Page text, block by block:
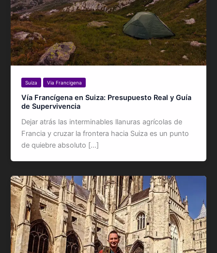
Suiza Via Francigena
Vía Francígena en Suiza: Presupuesto Real y Guía
de Supervivencia
Dejar atrás las interminables llanuras agrícolas de
Francia y cruzar la frontera hacia Suiza es un punto
de quiebre absoluto […]